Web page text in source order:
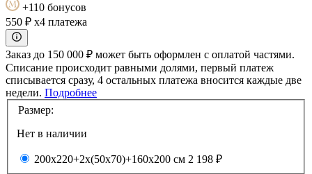
+110 бонусов
550 ₽ x4 платежа
Заказ до 150 000 ₽ может быть оформлен с оплатой частями.
Списание происходит равными долями, первый платеж
списывается сразу, 4 остальных платежа вносится каждые две
недели. Подробнее
Размер:
Нет в наличии
200х220+2х(50х70)+160х200 см 2 198 ₽